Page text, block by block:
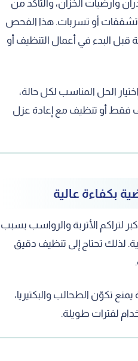
الخزان، والتأكد من
أو تسربات. هذا الفحص
قبل البدء في أعمال التنظيف أو
الحل المناسب لكل حالة،
فقط أو تنظيف مع إعادة عزل
لتراكم الأتربة والرواسب بسبب
لذلك تحتاج إلى تنظيف دقيق
يمنع تكوّن الطحالب والبكتيريا،
لفترات طويلة.